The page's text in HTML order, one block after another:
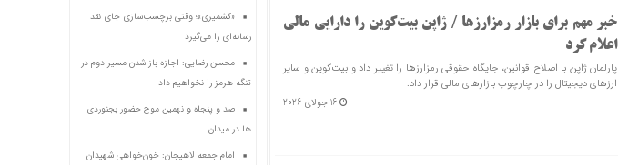
خبر مهم برای بازار رمزارزها / ژاپن بیت‌کوین را دارایی مالی
اعلام کرد
پارلمان ژاپن با اصلاح قوانین، جایگاه حقوقی رمزارزها را تغییر داد و بیت‌کوین و سایر
ارزهای دیجیتال را در چارچوب بازارهای مالی قرار داد.
16 جولای 2026
«کشمیری»؛ وقتی برچسب‌سازی جای نقد
رسانه‌ای را می‌گیرد
محسن رضایی: اجازه باز شدن مسیر دوم در
تنگه هرمز را نخواهیم داد
صد و پنجاه و نهمین موج حضور بجنوردی
ها در میدان
امام جمعه لاهیجان: خون‌خواهی شهیدان